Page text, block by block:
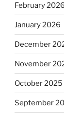
February 2026
January 2026
December
November
October 2025
September